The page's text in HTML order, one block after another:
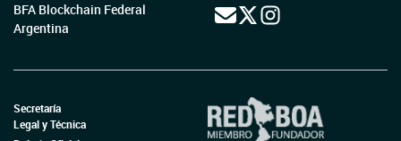
BFA Blockchain Federal
Argentina
Secretaría
Legal y Técnica